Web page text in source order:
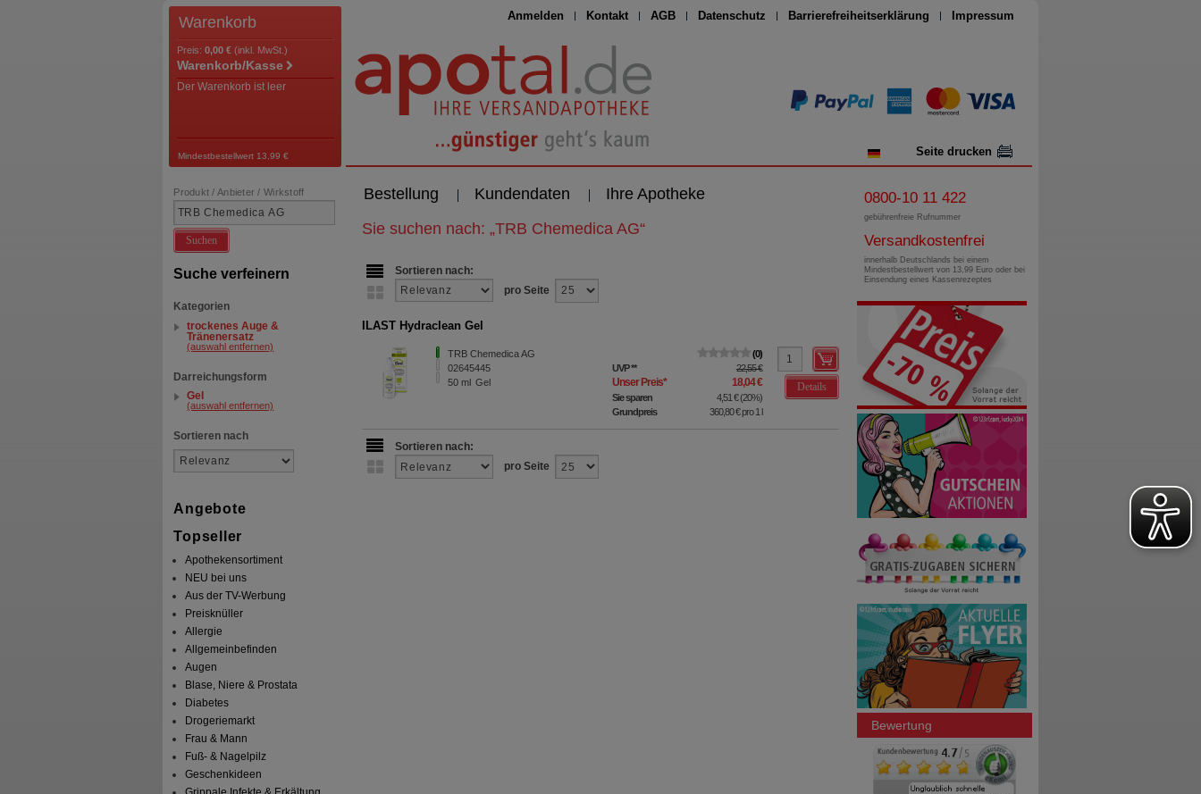
Anmelden Kontakt AGB Datenschutz Barrierefreiheitserklärung Impressum
Seite drucken
Warenkorb
Preis: 0,00 € (inkl. MwSt.)
Warenkorb/Kasse
Der Warenkorb ist leer
Mindestbestellwert 13,99 €
Bestellung Kundendaten Ihre Apotheke
Produkt / Anbieter / Wirkstoff
Suchen
Suche verfeinern
Kategorien
trockenes Auge &
Tränenersatz
(auswahl entfernen)
Darreichungsform
Gel
(auswahl entfernen)
Sortieren nach
Angebote
Topseller
Apothekensortiment
NEU bei uns
Aus der TV-Werbung
Preisknüller
Allergie
Allgemeinbefinden
Augen
Blase, Niere & Prostata
Diabetes
Drogeriemarkt
Frau & Mann
Fuß- & Nagelpilz
Geschenkideen
Sie suchen nach: „TRB Chemedica AG“
Sortieren nach:
pro Seite
ILAST Hydraclean Gel
TRB Chemedica AG
02645445
50 ml Gel
0
UVP** 22,55 €
Unser Preis* 18,04 €
Sie sparen 4,51 €(20%)
Grundpreis
360,80 €pro 1 l
Details
Sortieren nach:
pro Seite
0800-10 11 422
gebührenfreie Rufnummer
Versandkostenfrei
innerhalb Deutschlands bei einem
Mindestbestellwert von 13,99 Euro oder bei
Einsendung eines Kassenrezeptes
Bewertung